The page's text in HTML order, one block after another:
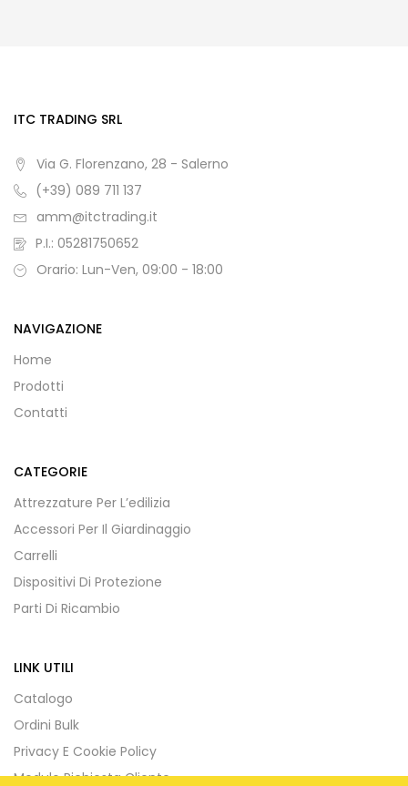
ITC TRADING SRL
Via G. Florenzano, 28 - Salerno
(+39) 089 711 137
amm@itctrading.it
P.I.: 05281750652
Orario: Lun-Ven, 09:00 - 18:00
NAVIGAZIONE
Home
Prodotti
Contatti
CATEGORIE
Attrezzature Per L’edilizia
Accessori Per Il Giardinaggio
Carrelli
Dispositivi Di Protezione
Parti Di Ricambio
LINK UTILI
Catalogo
Ordini Bulk
Privacy E Cookie Policy
Modulo Richiesta Cliente